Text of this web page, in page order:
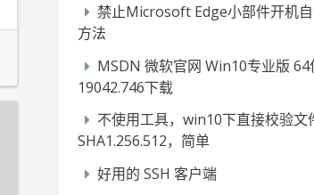
禁止Microsoft Edge小部件开机
方法
MSDN 微软官网 Win10专业版 64
19042.746下载
不使用工具，win10下直接校验文
SHA1.256.512，简单
好用的 SSH 客户端